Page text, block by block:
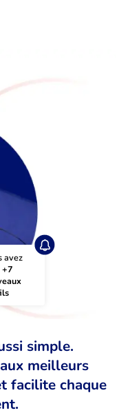
avez
+7
simple.
meilleurs
facilite chaque